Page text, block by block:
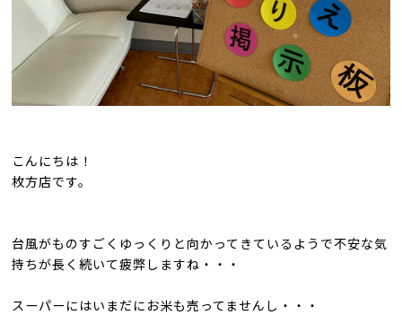
こんにちは！
枚方店です。
台風がものすごくゆっくりと向かってきているようで不安な気
持ちが長く続いて疲弊しますね・・・
スーパーにはいまだにお米も売ってませんし・・・